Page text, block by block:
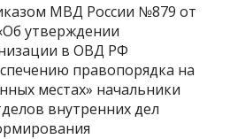
МВД России №879 от
утверждении
в ОВД РФ
правопорядка на
местах» начальники
внутренних дел